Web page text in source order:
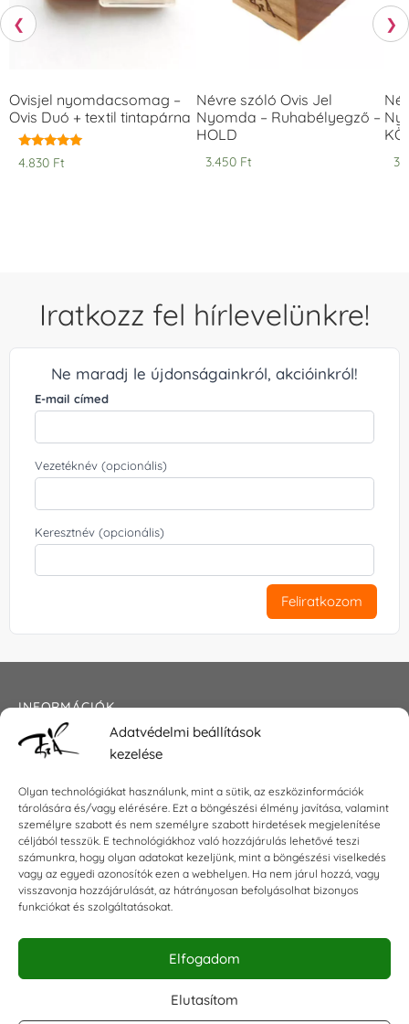
Adatvédelmi beállítások
kezelése
Olyan technológiákat használunk, mint a sütik, az eszközinformációk
tárolására és/vagy elérésére. Ezt a böngészési élmény javítása, valamint
személyre szabott és nem személyre szabott hirdetések megjelenítése
céljából tesszük. E technológiákhoz való hozzájárulás lehetővé teszi
számunkra, hogy olyan adatokat kezeljünk, mint a böngészési viselkedés
vagy az egyedi azonosítók ezen a webhelyen. Ha nem járul hozzá, vagy
visszavonja hozzájárulását, az hátrányosan befolyásolhat bizonyos
funkciókat és szolgáltatásokat.
Elfogadom
Elutasítom
❮
Ovisjel nyomdacsomag –
Ovis Duó + textil tintapárna
Értékelés:
5.00
4.830 Ft
Névre szóló Ovis Jel
Nyomda – Ruhabélyegző –
HOLD
3.450 Ft
❯
Iratkozz fel hírlevelünkre!
Ne maradj le újdonságainkról, akcióinkról!
E-mail címed
Vezetéknév (opcionális)
Keresztnév (opcionális)
Feliratkozom
INFORMÁCIÓK
Általános szerződési feltételek
Impresszum
KAPCSOLAT
E-mail:shop@torokszilvi.com
Telefon: +36 30 6767872
KÖZÖSSÉGI